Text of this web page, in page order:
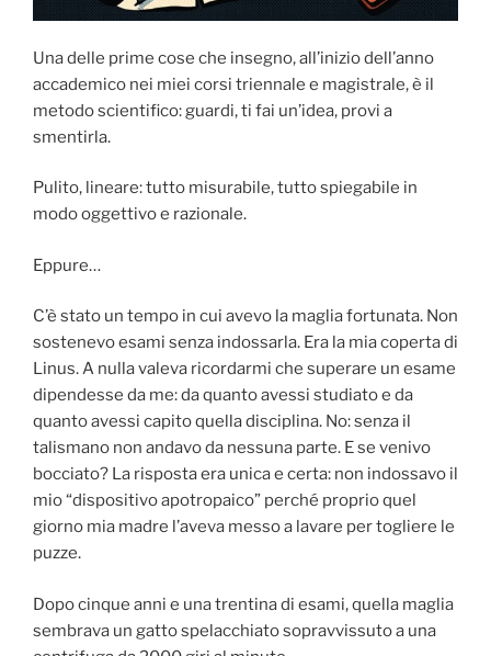
Una delle prime cose che insegno, all’inizio dell’anno
accademico nei miei corsi triennale e magistrale, è il
metodo scientifico: guardi, ti fai un’idea, provi a
smentirla.
Pulito, lineare: tutto misurabile, tutto spiegabile in
modo oggettivo e razionale.
Eppure…
C’è stato un tempo in cui avevo la maglia fortunata. Non
sostenevo esami senza indossarla. Era la mia coperta di
Linus. A nulla valeva ricordarmi che superare un esame
dipendesse da me: da quanto avessi studiato e da
quanto avessi capito quella disciplina. No: senza il
talismano non andavo da nessuna parte. E se venivo
bocciato? La risposta era unica e certa: non indossavo il
mio “dispositivo apotropaico” perché proprio quel
giorno mia madre l’aveva messo a lavare per togliere le
puzze.
Dopo cinque anni e una trentina di esami, quella maglia
sembrava un gatto spelacchiato sopravvissuto a una